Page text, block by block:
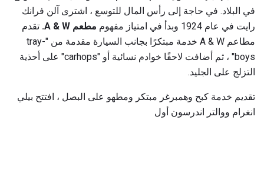
في البلاد. في حاجة إلى رأس المال للتوسع ، اشترى آلن فرانك
رايت في عام 1924 وبدأ في امتياز مفهوم
مطعم A & W.
تقدم
مطاعم A & W خدمة مبتكرًا بجانب السيارة مقدمة من "tray-
boys" ، ثم أضافت لاحقًا خوادم نسائية أو "carhops" على أحذية
التزلج على الجليد.
تقديم خدمة كبح وهمبرغر مبتكر ومطهو على البصل ، افتتح بيلي
انغرام ووالتر اندرسون أول